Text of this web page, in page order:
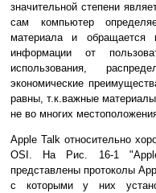
значительной степени
сам компьютер
материала и
информации от
использования,
экономические
равны, т.к.важные
не во многих
Apple Talk относительно
OSI. На Рис. 16-1
представлены протоколы
с которыми у них